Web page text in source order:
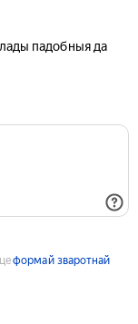
падобныя да
формай зваротнай